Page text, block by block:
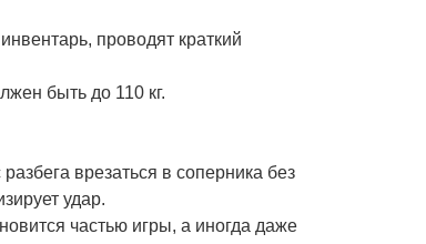
проводят краткий
быть до 110 кг.
врезаться в соперника без
удар.
частью игры, а иногда даже